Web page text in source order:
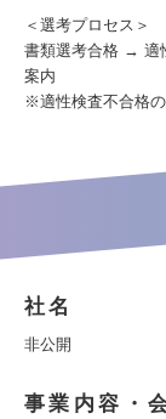
＜選考プロセス＞
書類選考合格 → 適
案内
※適性検査不合格の
社名
非公開
事業内容・